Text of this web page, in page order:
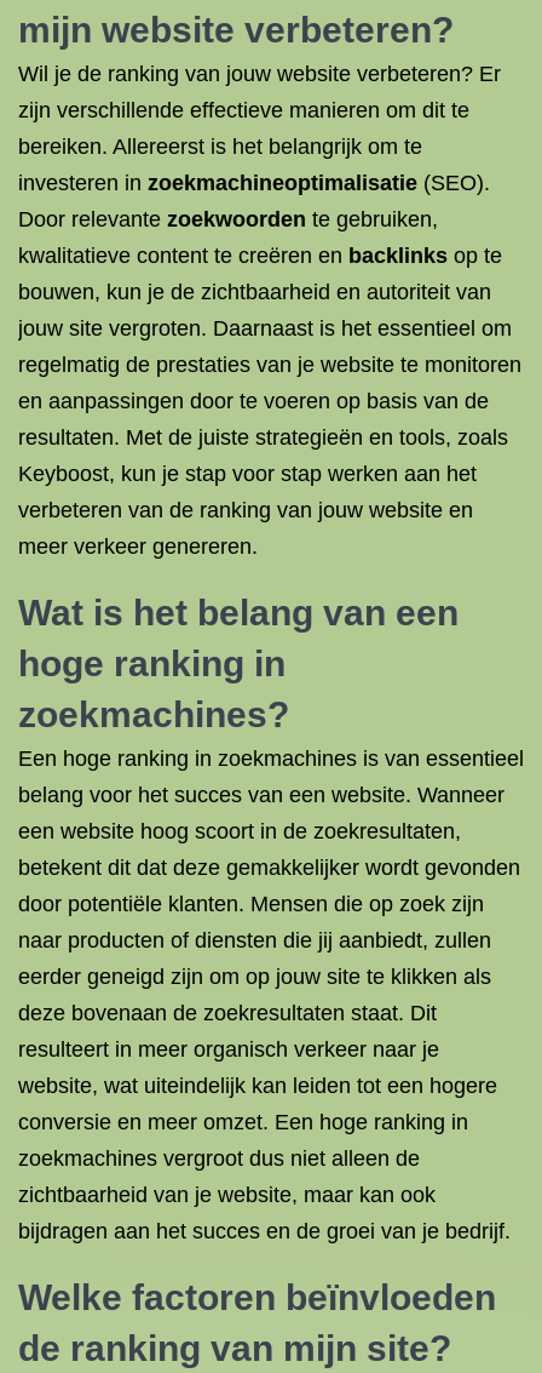
mijn website verbeteren?
Wil je de ranking van jouw website verbeteren? Er
zijn verschillende effectieve manieren om dit te
bereiken. Allereerst is het belangrijk om te
investeren in zoekmachineoptimalisatie (SEO).
Door relevante zoekwoorden te gebruiken,
kwalitatieve content te creëren en backlinks op te
bouwen, kun je de zichtbaarheid en autoriteit van
jouw site vergroten. Daarnaast is het essentieel om
regelmatig de prestaties van je website te monitoren
en aanpassingen door te voeren op basis van de
resultaten. Met de juiste strategieën en tools, zoals
Keyboost, kun je stap voor stap werken aan het
verbeteren van de ranking van jouw website en
meer verkeer genereren.
Wat is het belang van een
hoge ranking in
zoekmachines?
Een hoge ranking in zoekmachines is van essentieel
belang voor het succes van een website. Wanneer
een website hoog scoort in de zoekresultaten,
betekent dit dat deze gemakkelijker wordt gevonden
door potentiële klanten. Mensen die op zoek zijn
naar producten of diensten die jij aanbiedt, zullen
eerder geneigd zijn om op jouw site te klikken als
deze bovenaan de zoekresultaten staat. Dit
resulteert in meer organisch verkeer naar je
website, wat uiteindelijk kan leiden tot een hogere
conversie en meer omzet. Een hoge ranking in
zoekmachines vergroot dus niet alleen de
zichtbaarheid van je website, maar kan ook
bijdragen aan het succes en de groei van je bedrijf.
Welke factoren beïnvloeden
de ranking van mijn site?